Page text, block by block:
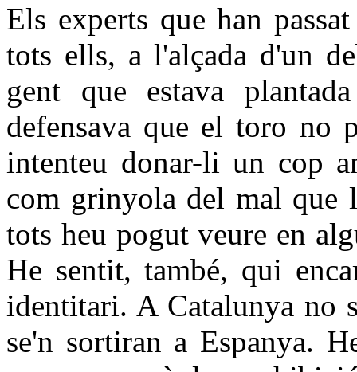
Els experts que han
tots ells, a l'alçada d'un
gent que estava
defensava que el toro no
intenteu donar-li un cop
com grinyola del mal que
tots heu pogut veure en
He sentit, també, qui
identitari. A Catalunya no
se'n sortiran a Espanya.